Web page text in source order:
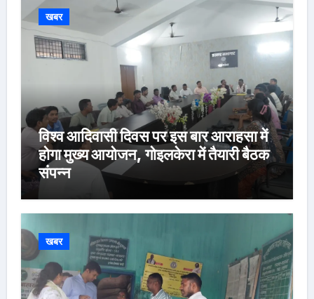
खबर
विश्व आदिवासी दिवस पर इस बार आराहसा में
होगा मुख्य आयोजन, गोइलकेरा में तैयारी बैठक
संपन्न
खबर